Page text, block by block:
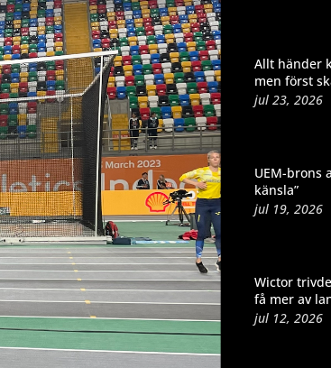
Allt händer
men först
jul 23, 2026
UEM-brons
känsla”
jul 19, 2026
Wictor
få mer av
jul 12, 2026